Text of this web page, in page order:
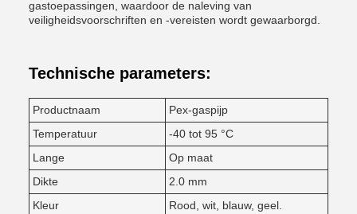
gastoepassingen, waardoor de naleving van
veiligheidsvoorschriften en -vereisten wordt gewaarborgd.
Technische parameters:
Productnaam
Pex-gaspijp
Temperatuur
-40 tot 95 °C
Lange
Op maat
Dikte
2.0 mm
Kleur
Rood, wit, blauw, geel.